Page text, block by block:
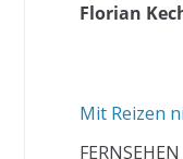
Florian
Mit Reizen
FERNSEHEN